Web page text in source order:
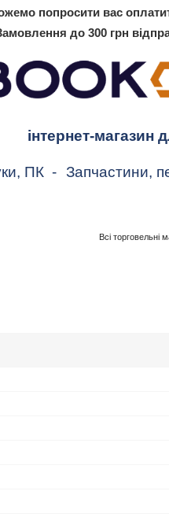
попросити вас
до 300 грн
інтернет-магазин
ПК - Запчастини,
Всі торговельні